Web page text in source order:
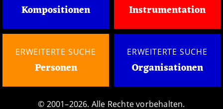
Kompositionen Instrumentation
ERWEITERTE SUCHE
Personen
ERWEITERTE SUCHE
Organisationen
© 2001–2026. Alle Rechte vorbehalten.